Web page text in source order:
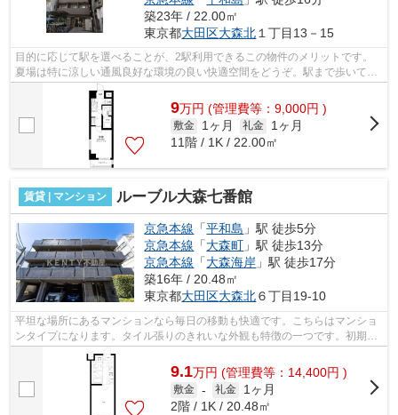
築23年 / 22.00㎡
東京都大田区大森北 １丁目13－15
目的に応じて駅を選べることが、2駅利用できるこの物件のメリットです。
夏場は特に涼しい通風良好な環境の良い快適空間をどうぞ。駅まで歩いてア
クセスできる、徒歩4分の距離に立地す...
9万円 (管理費等：9,000円 )
敷金 1ヶ月 礼金
1ヶ月
11階 / 1K / 22.00㎡
賃貸 | マンション ルーブル大森七番館
京急本線 「平和島 」駅 徒歩5分
京急本線 「大森町 」駅 徒歩13分
京急本線 「大森海岸 」駅 徒歩17分
築16年 / 20.48㎡
東京都大田区大森北６丁目19-10
平坦な場所にあるマンションなら毎日の移動も快適です。こちらはマンショ
ンタイプになります。タイル張りのきれいな外観も特徴の一つです。初期費
用のカード決済ができます。使い勝手...
9.1万円 (管理費等：14,400円 )
敷金 - 礼金
1ヶ月
2階 / 1K / 20.48㎡